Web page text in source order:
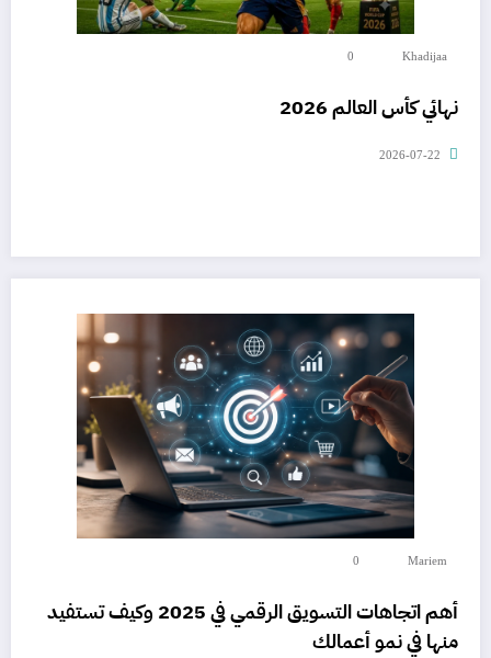
Khadijaa
0
نهائي كأس العالم 2026
2026-07-22
Mariem
0
أهم اتجاهات التسويق الرقمي في 2025 وكيف تستفيد
منها في نمو أعمالك